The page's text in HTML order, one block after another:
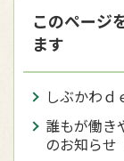
このページ
ます
しぶかわｄ
誰もが働き
のお知らせ